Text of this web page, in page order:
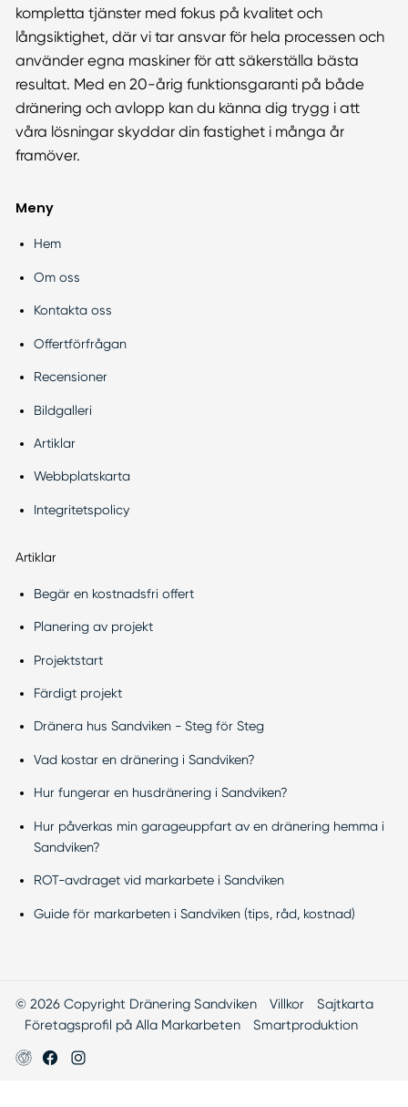
kompletta tjänster med fokus på kvalitet och
långsiktighet, där vi tar ansvar för hela processen och
använder egna maskiner för att säkerställa bästa
resultat. Med en 20-årig funktionsgaranti på både
dränering och avlopp kan du känna dig trygg i att
våra lösningar skyddar din fastighet i många år
framöver.
Meny
Hem
Om oss
Kontakta oss
Offertförfrågan
Recensioner
Bildgalleri
Artiklar
Webbplatskarta
Integritetspolicy
Artiklar
Begär en kostnadsfri offert
Planering av projekt
Projektstart
Färdigt projekt
Dränera hus Sandviken - Steg för Steg
Vad kostar en dränering i Sandviken?
Hur fungerar en husdränering i Sandviken?
Hur påverkas min garageuppfart av en dränering hemma i
Sandviken?
ROT-avdraget vid markarbete i Sandviken
Guide för markarbeten i Sandviken (tips, råd, kostnad)
© 2026 Copyright Dränering Sandviken Villkor
Sajtkarta
Företagsprofil på Alla Markarbeten
Smartproduktion